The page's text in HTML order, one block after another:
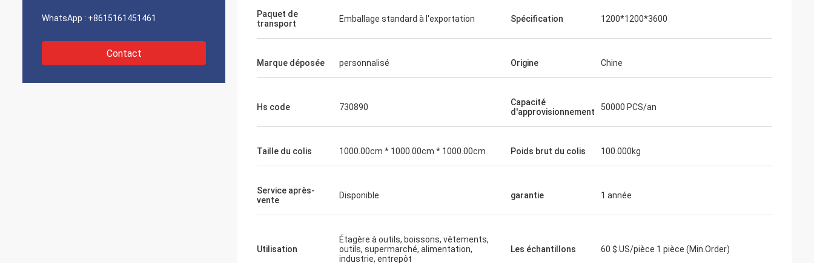
WhatsApp : +8615161451461
Contact
Paquet de
transport
Emballage standard à l'exportation Spécification 1200*1200*3600
Marque déposée personnalisé Origine Chine
Hs code 730890
Capacité
d'approvisionnement
50000 PCS/an
Taille du colis 1000.00cm * 1000.00cm * 1000.00cm Poids brut du colis 100.000kg
Service après-
vente
Disponible garantie 1 année
Utilisation
Étagère à outils, boissons, vêtements,
outils, supermarché, alimentation,
industrie, entrepôt
Les échantillons 60 $ US/pièce 1 pièce (Min.Order)